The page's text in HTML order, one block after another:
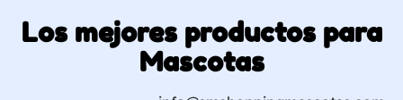
Los mejores productos para
Mascotas